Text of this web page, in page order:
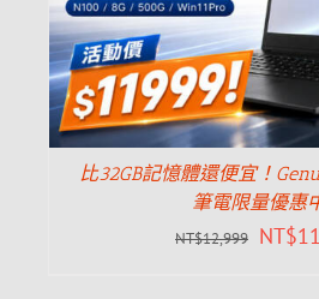
比32GB記憶體還便宜！
筆電限量優惠
NT$12,999 NT$